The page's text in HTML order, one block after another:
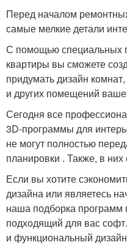
Перед началом
самые мелкие детали
С помощью специальных
квартиры вы сможете
придумать дизайн
и других помещений
Сегодня все
3D-программы для
не могут полностью
планировки . Также, в
Если вы хотите
дизайна или являетесь
наша подборка
подходящий для вас
и функциональный